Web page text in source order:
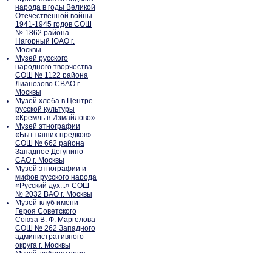
народа в годы Великой
Отечественной войны
1941-1945 годов СОШ
№ 1862 района
Нагорный ЮАО г.
Москвы
Музей русского
народного творчества
СОШ № 1122 района
Лианозово СВАО г.
Москвы
Музей хлеба в Центре
русской культуры
«Кремль в Измайлово»
Музей этнографии
«Быт наших предков»
СОШ № 662 района
Западное Дегунино
САО г. Москвы
Музей этнографии и
мифов русского народа
«Русский дух...» СОШ
№ 2032 ВАО г. Москвы
Музей-клуб имени
Героя Советского
Союза В. Ф. Маргелова
СОШ № 262 Западного
административного
округа г. Москвы